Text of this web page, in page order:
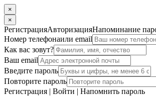
×
×
РегистрацияАвторизацияНапоминание
Номер телефонаили email
Как вас зовут?
Ваш email
Введите пароль
Повторите пароль
Регистрация | Войти | Напомнить пароль